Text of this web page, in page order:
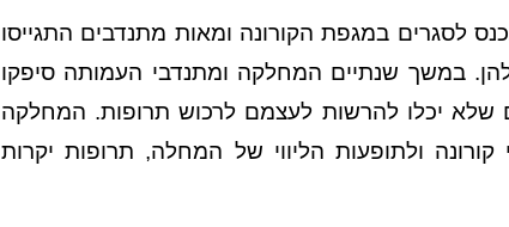
לסגרים במגפת הקורונה ומאות מתנדבים התגייסו
במשך שנתיים המחלקה ומתנדבי העמותה סיפקו
שלא יכלו להרשות לעצמם לרכוש תרופות. המחלקה
ולתופעות הליווי של המחלה, תרופות יקרות